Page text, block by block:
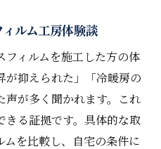
ルム工房体験談
ィルムを施工した方の体
が抑えられた」「冷暖房の
声が多く聞かれます。これ
きる証拠です。具体的な取
ムを比較し、自宅の条件に